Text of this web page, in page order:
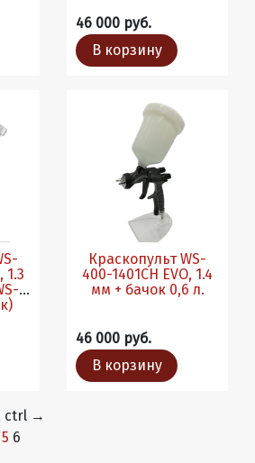
46 000 руб.
В корзину
1.3
Краскопульт WS-
400-1401CH EVO, 1.4
мм + бачок 0,6 л.
46 000 руб.
В корзину
ctrl →
5 6